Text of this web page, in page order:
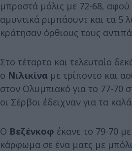
μπροστά μόλις με 72-68,
αμυντικά ριμπάουντ και τα 5
κράτησαν όρθιους τους
Στο τέταρτο και τελευταίο
ο Νιλικίνα με τρίποντο και
στον Ολυμπιακό για το 77-70
οι Σέρβοι έδειχναν για τα
Ο Βεζένκοφ έκανε το 79-70
κάρφωμα σε ένα ματς με